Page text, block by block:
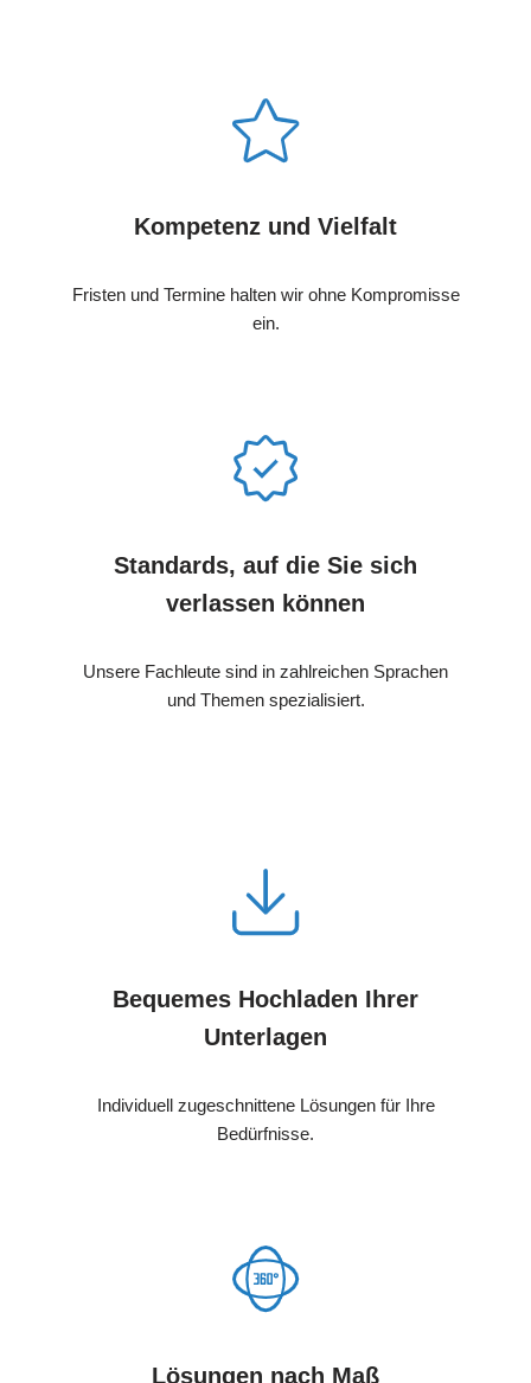
Kompetenz und Vielfalt
Fristen und Termine halten wir ohne Kompromisse
ein.
Standards, auf die Sie sich
verlassen können
Unsere Fachleute sind in zahlreichen Sprachen
und Themen spezialisiert.
Bequemes Hochladen Ihrer
Unterlagen
Individuell zugeschnittene Lösungen für Ihre
Bedürfnisse.
Lösungen nach Maß